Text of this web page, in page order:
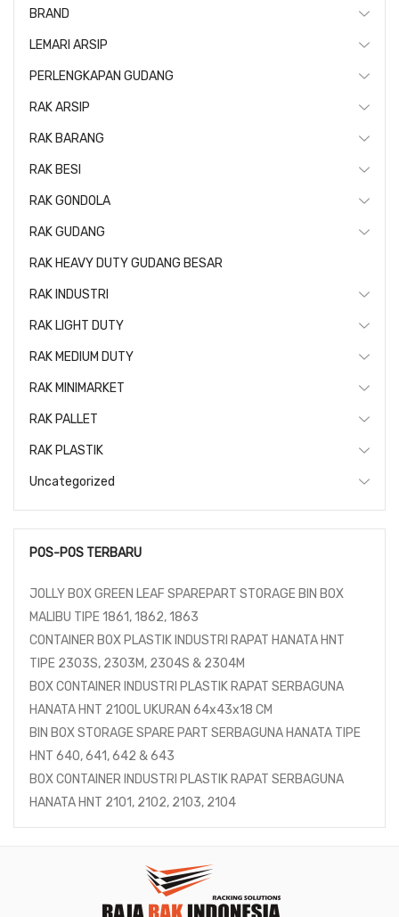
BRAND
LEMARI ARSIP
PERLENGKAPAN GUDANG
RAK ARSIP
RAK BARANG
RAK BESI
RAK GONDOLA
RAK GUDANG
RAK HEAVY DUTY GUDANG BESAR
RAK INDUSTRI
RAK LIGHT DUTY
RAK MEDIUM DUTY
RAK MINIMARKET
RAK PALLET
RAK PLASTIK
Uncategorized
POS-POS TERBARU
JOLLY BOX GREEN LEAF SPAREPART STORAGE BIN BOX
MALIBU TIPE 1861, 1862, 1863
CONTAINER BOX PLASTIK INDUSTRI RAPAT HANATA HNT
TIPE 2303S, 2303M, 2304S & 2304M
BOX CONTAINER INDUSTRI PLASTIK RAPAT SERBAGUNA
HANATA HNT 2100L UKURAN 64x43x18 CM
BIN BOX STORAGE SPARE PART SERBAGUNA HANATA TIPE
HNT 640, 641, 642 & 643
BOX CONTAINER INDUSTRI PLASTIK RAPAT SERBAGUNA
HANATA HNT 2101, 2102, 2103, 2104